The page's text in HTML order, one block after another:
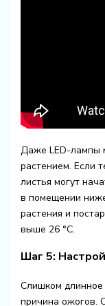
Даже LED-лампы
растением. Если
листья могут
в помещении
растения и
выше 26 °C.
Шаг 5:
Слишком
причина ожогов.